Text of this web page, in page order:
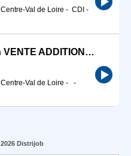
Val de Loire - CDI -
Formateur / Formatrice en VENTE ADDITIONNELLE (H/F)
Val de Loire -
-
Distrijob